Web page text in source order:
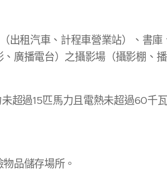
出租汽車、計程車營業站）、書庫
廣播電台）之攝影場（攝影棚、
超過15匹馬力且電熱未超過60千
品儲存場所。